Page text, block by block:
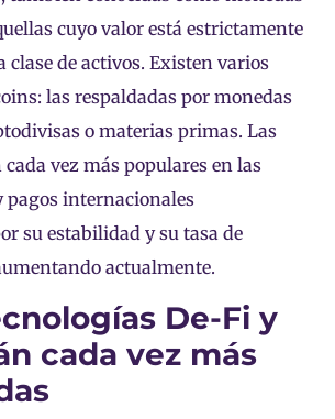
cuyo valor está estrictamente
clase de activos. Existen varios
las respaldadas por monedas
o materias primas. Las
vez más populares en las
pagos internacionales
su estabilidad y su tasa de
actualmente.
De-Fi y
cada vez más